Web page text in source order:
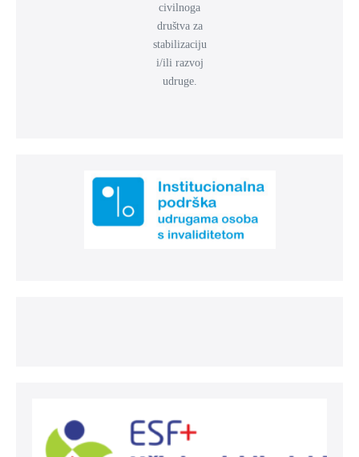
civilnoga
društva za
stabilizaciju
i/ili razvoj
udruge.